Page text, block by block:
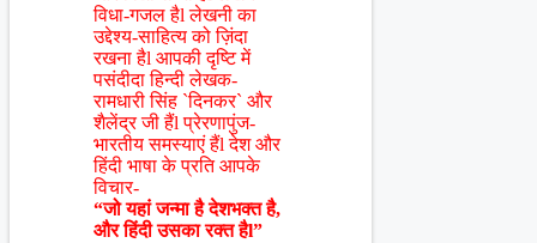
विधा-गजल हैl लेखनी का
उद्देश्य-साहित्य को ज़िंदा
रखना हैl आपकी दृष्टि में
पसंदीदा हिन्दी लेखक-
रामधारी सिंह `दिनकर` और
शैलेंद्र जी हैंl प्रेरणापुंज-
भारतीय समस्याएं हैंl देश और
हिंदी भाषा के प्रति आपके
विचार-
“जो यहां जन्मा है देशभक्त है,
और हिंदी उसका रक्त हैl”